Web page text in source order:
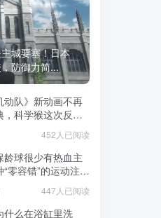
城要塞！日本
防御力简...
动队》新动画不再
，科学猴这次反而
452人已阅读
龄球很少有热血主
零容错”的运动注定
447人已阅读
什么在浴缸里洗